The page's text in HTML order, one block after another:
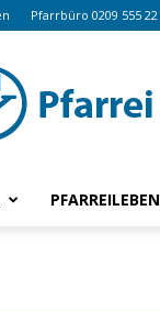
Pfarrbüro 0209 555 22
PFARREILEBEN